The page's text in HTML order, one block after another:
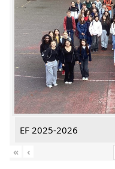
EF 2025-2026
«
‹